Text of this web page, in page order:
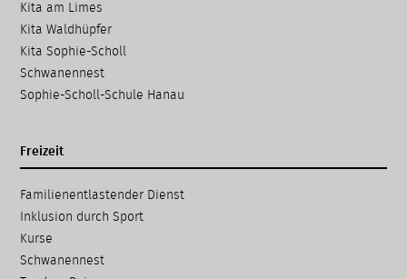
Kita am Limes
Kita Waldhüpfer
Kita Sophie-Scholl
Schwanennest
Sophie-Scholl-Schule Hanau
Freizeit
Navigation
überspringen
Familien­entlastender Dienst
Inklusion durch Sport
Kurse
Schwanennest